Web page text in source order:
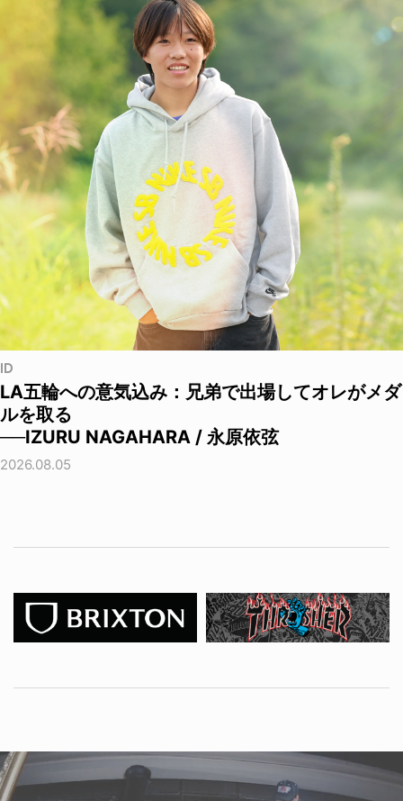
ID
LA五輪への意気込み：兄弟で出場してオレがメダ
ルを取る
──IZURU NAGAHARA / 永原依弦
2026.08.05